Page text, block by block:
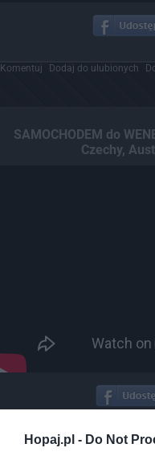
Hopaj.pl - Do Not
Komentuj Dodaj do ulubionych
SAMOCHODEM do
Czechy,
Komentuj Dodaj do ulubionych